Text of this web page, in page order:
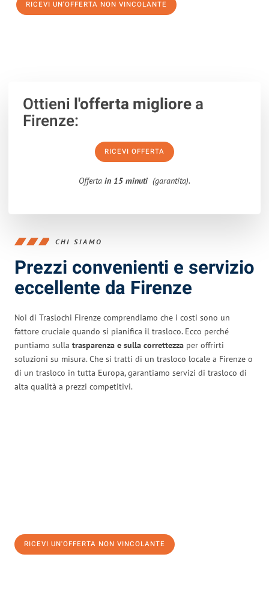
RICEVI UN'OFFERTA NON VINCOLANTE
Ottieni l'offerta migliorea
Firenze:
RICEVI OFFERTA
Offerta in 15 minuti (garantita).
CHI SIAMO
Prezzi convenienti e servizio
eccellente da Firenze
Noi di Traslochi Firenze comprendiamo che i costi sono un
fattore cruciale quando si pianifica il trasloco. Ecco perché
puntiamo sulla trasparenza e sulla correttezza per offrirti
soluzioni su misura. Che si tratti di un trasloco locale a Firenze o
di un trasloco in tutta Europa, garantiamo servizi di trasloco di
alta qualità a prezzi competitivi.
RICEVI UN'OFFERTA NON VINCOLANTE